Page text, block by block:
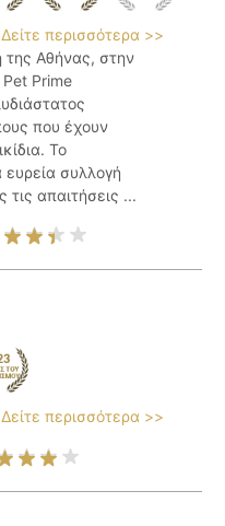
Δείτε περισσότερα >>
της Αθήνας, στην
Prime
που έχουν
Το
συλλογή
απαιτήσεις ...
Δείτε περισσότερα >>